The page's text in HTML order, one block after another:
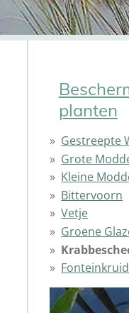
planten
Gestreepte
Grote
Kleine
Bittervoorn
Vetje
Groene